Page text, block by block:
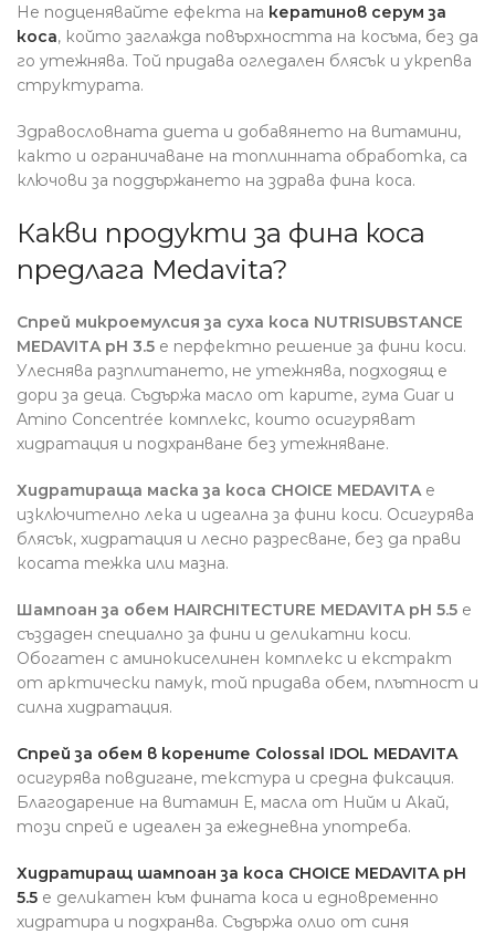
Не подценявайте ефекта на кератинов серум за
коса, който заглажда повърхността на косъма, без да
го утежнява. Той придава огледален блясък и укрепва
структурата.
Здравословната диета и добавянето на витамини,
както и ограничаване на топлинната обработка, са
ключови за поддържането на здрава фина коса.
Какви продукти за фина коса
предлага Medavita?
Спрей микроемулсия за суха коса NUTRISUBSTANCE
MEDAVITA pH 3.5 е перфектно решение за фини коси.
Улеснява разплитането, не утежнява, подходящ е
дори за деца. Съдържа масло от карите, гума Guar и
Amino Concentrée комплекс, които осигуряват
хидратация и подхранване без утежняване.
Хидратираща маска за коса CHOICE MEDAVITA е
изключително лека и идеална за фини коси. Осигурява
блясък, хидратация и лесно разресване, без да прави
косата тежка или мазна.
Шампоан за обем HAIRCHITECTURE MEDAVITA pH 5.5 е
създаден специално за фини и деликатни коси.
Обогатен с аминокиселинен комплекс и екстракт
от арктически памук, той придава обем, плътност и
силна хидратация.
Спрей за обем в корените Colossal IDOL MEDAVITA
осигурява повдигане, текстура и средна фиксация.
Благодарение на витамин Е, масла от Нийм и Акай,
този спрей е идеален за ежедневна употреба.
Хидратиращ шампоан за коса CHOICE MEDAVITA pH
5.5 е деликатен към фината коса и едновременно
хидратира и подхранва. Съдържа олио от синя